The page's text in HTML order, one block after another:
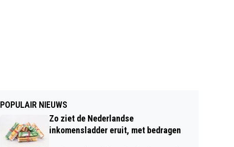
POPULAIR NIEUWS
Zo ziet de Nederlandse
inkomensladder eruit, met bedragen